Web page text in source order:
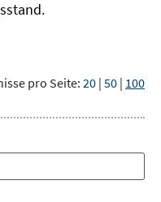
pro Seite:20 | 50 | 100